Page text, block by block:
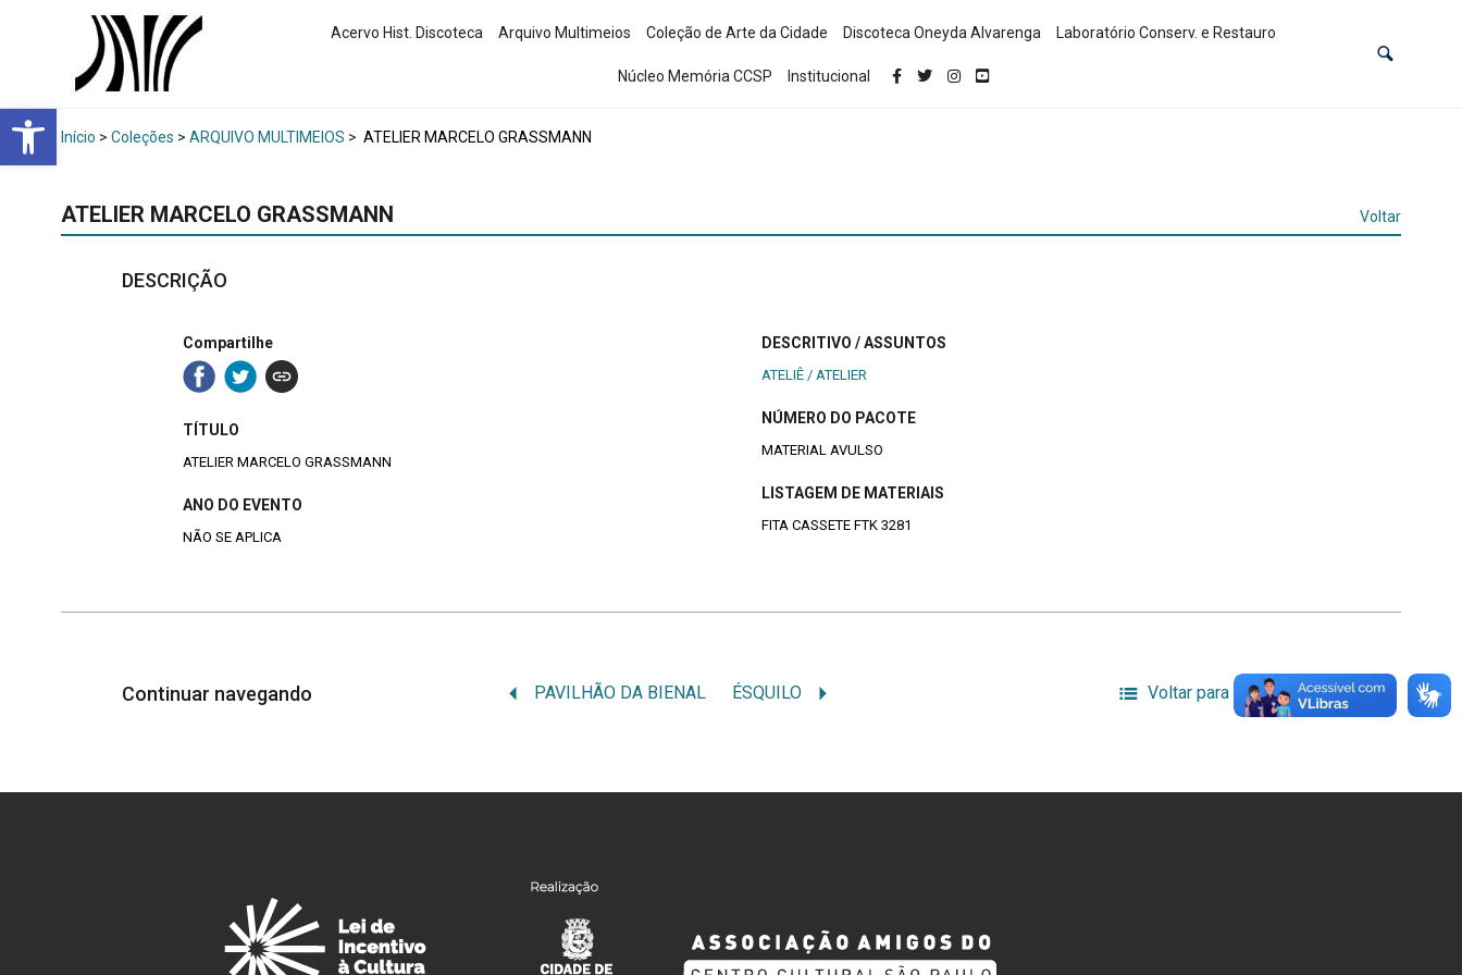
Abrir a barra de ferramentas
Acervo Hist. Discoteca Arquivo Multimeios Coleção de Arte da Cidade Discoteca Oneyda Alvarenga Laboratório Conserv. e Restauro
Núcleo Memória CCSP Institucional
Início > Coleções > ARQUIVO MULTIMEIOS > ATELIER MARCELO GRASSMANN
ATELIER MARCELO GRASSMANN Voltar
DESCRIÇÃO
Compartilhe
TÍTULO
ATELIER MARCELO GRASSMANN
ANO DO EVENTO
NÃO SE APLICA
DESCRITIVO / ASSUNTOS
ATELIÊ / ATELIER
NÚMERO DO PACOTE
MATERIAL AVULSO
LISTAGEM DE MATERIAIS
FITA CASSETE FTK 3281
Continuar navegando PAVILHÃO DA BIENAL ÉSQUILO Voltar para a lista de itens